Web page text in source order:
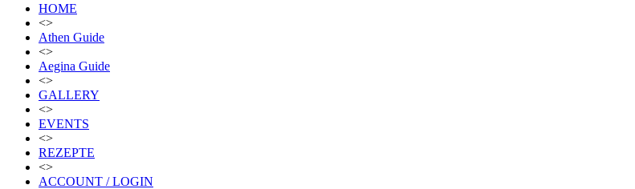
HOME
<>
Athen Guide
<>
Aegina Guide
<>
GALLERY
<>
EVENTS
<>
REZEPTE
<>
ACCOUNT / LOGIN